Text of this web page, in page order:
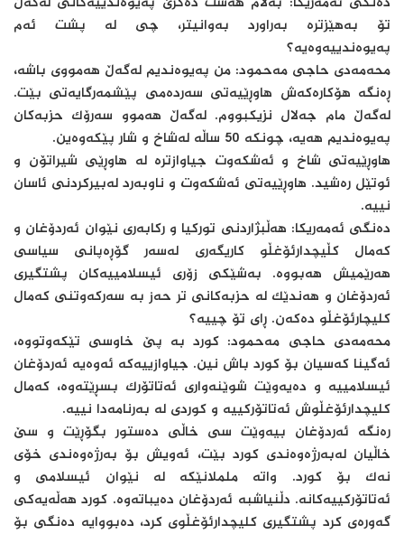
تۆ بەهێزترە بەراورد بەوانیتر، چی لە پشت ئەم
پەیوەندییەوەیە؟
محەمەدی حاجی مەحمود: من پەیوەندیم لەگەڵ هەمووی باشە،
ڕەنگە هۆکارەکەش هاوڕێیەتی سەردەمی پێشمەرگایەتی بێت.
لەگەڵ مام جەلال نزیکبووم. لەگەڵ هەموو سەرۆک حزبەکان
پەیوەندیم هەیە، چونکە 50 ساڵە لەشاخ و شار پێکەوەین.
هاوڕێیەتی شاخ و ئەشکەوت جیاوازترە لە هاوڕێی شیراتۆن و
ئوتێل رەشید. هاوڕێیەتی ئەشکەوت و ناوبەرد لەبیرکردنی ئاسان
نییە.
دەنگی ئەمەریکا: هەڵبژاردنی تورکیا و رکابەری نێوان ئەردۆغان و
کەمال کڵیچدارئۆغڵو کاریگەری لەسەر گۆڕەپانی سیاسی
هەرێمیش هەبووە. بەشێکی زۆری ئیسلامییەکان پشتگیری
ئەردۆغان و هەندێک لە حزبەکانی تر حەز بە سەرکەوتنی کەمال
کلیچارئۆغڵو دەکەن. ڕای تۆ چییە؟
محەمەدی حاجی مەحمود: کورد بە پێ خاوسی تێکەوتووە،
ئەگینا کەسیان بۆ کورد باش نین. جیاوازییەکە ئەوەیە ئەردۆغان
ئیسلامییە و دەیەوێت شوێنەواری ئەتاتۆرک بسڕێتەوە، کەمال
کلیچدارئۆغڵوش ئەتاتۆرکییە و کوردی لە بەرنامەدا نییە.
رەنگە ئەردۆغان بیەوێت سی خاڵی دەستور بگۆڕێت و سێ
خاڵیان لەبەرژەوەندی کورد بێت، ئەویش بۆ بەرژەوەندی خۆی
نەک بۆ کورد. واتە ململانێکە لە نێوان ئیسلامی و
ئەتاتۆرکییەکانە. دڵنیاشبە ئەردۆغان دەیباتەوە. کورد هەڵەیەکی
گەورەی کرد پشتگیری کلیچدارئۆغڵوی کرد، دەبووایە دەنگی بۆ